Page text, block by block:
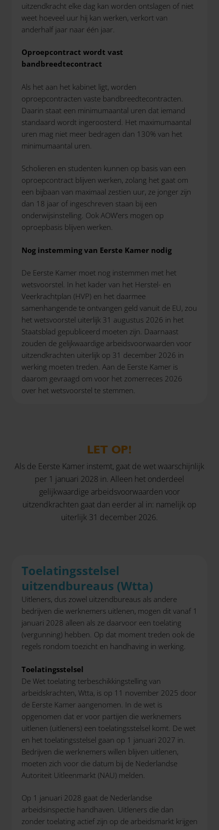
uitzendkracht elke dag kan worden ontslagen of niet
weet hoeveel uur hij kan werken, verkort van
anderhalf jaar naar één jaar.
Oproepcontract wordt vast
bandbreedtecontract
Als het aan het kabinet ligt, worden
oproepcontracten vaste bandbreedtecontracten.
Daarin staat een minimumaantal uren dat iemand
standaard wordt ingeroosterd. Het maximumaantal
uren mag niet meer bedragen dan 130% van het
minimumaantal uren.
Scholieren en studenten kunnen op basis van een
oproepcontract blijven werken, zolang het gaat om
een bijbaan van maximaal zestien uur, ze jonger zijn
dan 18 jaar of ingeschreven staan bij een
onderwijsinstelling. Ook AOW’ers mogen op
oproepbasis blijven werken.
Nog instemming van Eerste Kamer nodig
De Eerste Kamer moet nog instemmen met het
wetsvoorstel. In het kader van het Herstel- en
Veerkrachtplan (HVP) en het daarmee
samenhangende te ontvangen geld vanuit de EU, zou
het wetsvoorstel uiterlijk 31 augustus 2026 in het
Staatsblad gepubliceerd moeten zijn. Daarnaast
zouden de gelijkwaardige arbeidsvoorwaarden voor
uitzendkrachten uiterlijk op 31 december 2026 in
werking moeten treden. Aan de Eerste Kamer is
daarom gevraagd om voor het zomerreces 2026
over het wetsvoorstel te stemmen.
LET OP!
Als de Eerste Kamer instemt, gaat de wet waarschijnlijk
per 1 januari 2028 in. Alleen het onderdeel
gelijkwaardige arbeidsvoorwaarden voor
uitzendkrachten gaat dan eerder al in: namelijk op
uiterlijk 31 december 2026.
Toelatingsstelsel
uitzendbureaus (Wtta)
Uitleners, dus zowel uitzendbureaus als andere
bedrijven die werknemers uitlenen, mogen dit vanaf 1
januari 2028 alleen als ze daarvoor een toelating
(vergunning) hebben. Op dat moment treden ook de
regels rondom toezicht en handhaving in werking.
Toelatingsstelsel
De Wet toelating terbeschikkingstelling van
arbeidskrachten, Wtta, is op 11 november 2025 door
de Eerste Kamer aangenomen. In de wet is
opgenomen dat er voor partijen die werknemers
uitlenen (uitleners) een toelatingsstelsel komt. De wet
en het toelatingsstelsel gaan op 1 januari 2027 in.
Bedrijven die werknemers willen blijven uitlenen,
moeten zich voor die datum bij de Nederlandse
Autoriteit Uitleenmarkt (NAU) melden.
Op 1 januari 2028 gaat de Nederlandse
arbeidsinspectie handhaven. Uitleners die dan
zonder toelating actief zijn op de arbeidsmarkt krijgen